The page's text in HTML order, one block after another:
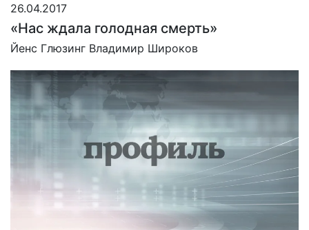
26.04.2017
«Нас ждала голодная смерть»
Йенс Глюзинг Владимир Широков